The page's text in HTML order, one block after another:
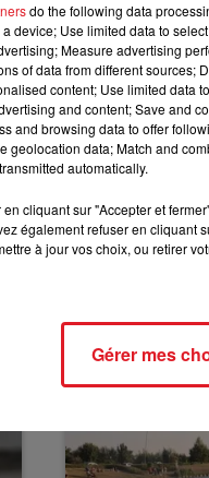
la semaine
grève tombe
cinq prochaines
et le ministère de
d’assurance
les résultats des
indiqué samedi
do the following data
device; Use limited data to
Measure advertising
of data from different sources;
content; Use limited data
and content; Save and
and browsing data to offer
geolocation data; Match and
automatically.
cliquant sur "Accepter et
également refuser en cliquant
à jour vos choix, ou retirer
Gérer mes